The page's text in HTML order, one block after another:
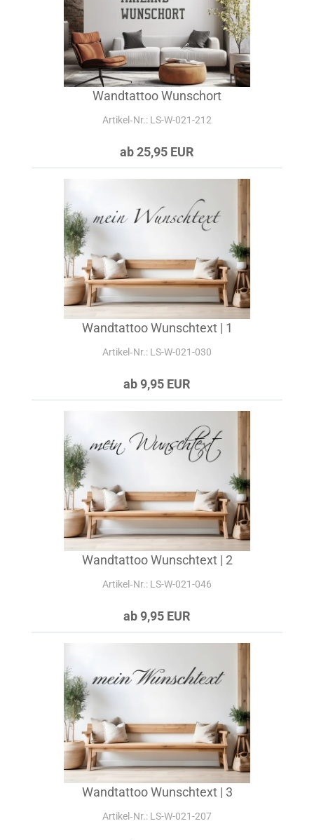
Wandtattoo Wunschort
Artikel‑Nr.: LS-W-021-212
ab 25,95 EUR
Wandtattoo Wunschtext | 1
Artikel‑Nr.: LS-W-021-030
ab 9,95 EUR
Wandtattoo Wunschtext | 2
Artikel‑Nr.: LS-W-021-046
ab 9,95 EUR
Wandtattoo Wunschtext | 3
Artikel‑Nr.: LS-W-021-207